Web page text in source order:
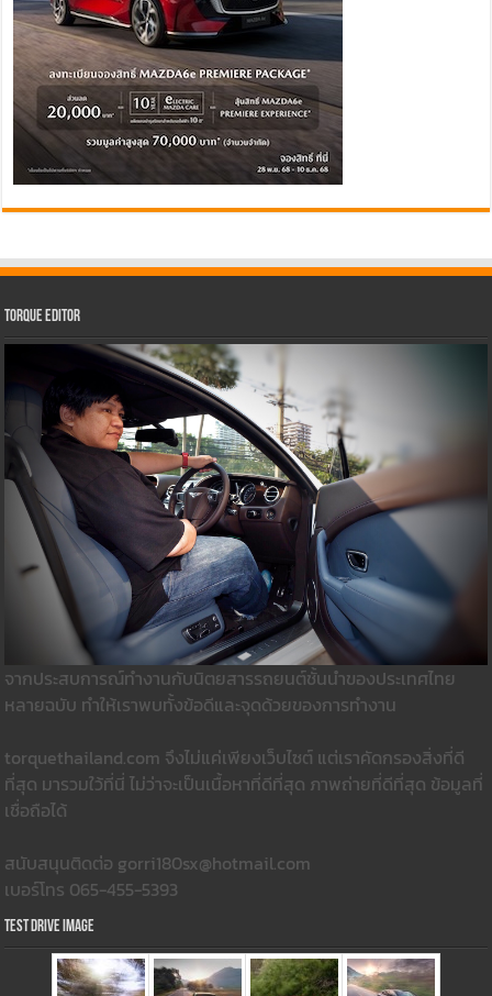
Torque Editor
จากประสบการณ์ทำงานกับนิตยสารรถยนต์ชั้นนำของประเทศไทย
หลายฉบับ ทำให้เราพบทั้งข้อดีและจุดด้วยของการทำงาน
torquethailand.com จึงไม่แค่เพียงเว็บไซต์ แต่เราคัดกรองสิ่งที่ดี
ที่สุด มารวมใว้ที่นี่ ไม่ว่าจะเป็นเนื้อหาที่ดีที่สุด ภาพถ่ายที่ดีที่สุด ข้อมูลที่
เชื่อถือได้
สนับสนุนติดต่อ gorri180sx@hotmail.com
เบอร์โทร 065-455-5393
Test Drive Image